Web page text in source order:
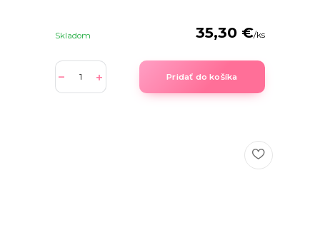
35,30 €/ks
Skladom
Pridať do košíka